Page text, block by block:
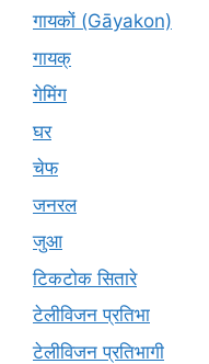
गायकों (Gāyakon)
गायक्
गेमिंग
घर
चेफ
जनरल
जुआ
टिकटोक सितारे
टेलीविजन प्रतिभा
टेलीविजन प्रतिभागी